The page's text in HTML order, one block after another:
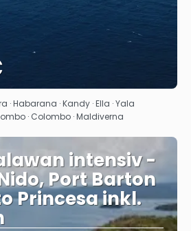
Se
Habarana · Kandy · Ella · Yala
· Colombo · Maldiverna
intensiv -
Port Barton
Princesa inkl.